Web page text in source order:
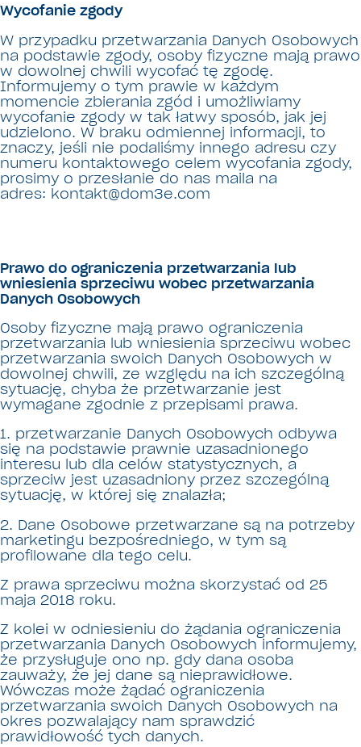
Wycofanie zgody
W przypadku przetwarzania Danych Osobowych
na podstawie zgody, osoby fizyczne mają prawo
w dowolnej chwili wycofać tę zgodę.
Informujemy o tym prawie w każdym
momencie zbierania zgód i umożliwiamy
wycofanie zgody w tak łatwy sposób, jak jej
udzielono. W braku odmiennej informacji, to
znaczy, jeśli nie podaliśmy innego adresu czy
numeru kontaktowego celem wycofania zgody,
prosimy o przesłanie do nas maila na
adres: kontakt@dom3e.com
Prawo do ograniczenia przetwarzania lub
wniesienia sprzeciwu wobec przetwarzania
Danych Osobowych
Osoby fizyczne mają prawo ograniczenia
przetwarzania lub wniesienia sprzeciwu wobec
przetwarzania swoich Danych Osobowych w
dowolnej chwili, ze względu na ich szczególną
sytuację, chyba że przetwarzanie jest
wymagane zgodnie z przepisami prawa.
1. przetwarzanie Danych Osobowych odbywa
się na podstawie prawnie uzasadnionego
interesu lub dla celów statystycznych, a
sprzeciw jest uzasadniony przez szczególną
sytuację, w której się znalazła;
2. Dane Osobowe przetwarzane są na potrzeby
marketingu bezpośredniego, w tym są
profilowane dla tego celu.
Z prawa sprzeciwu można skorzystać od 25
maja 2018 roku.
Z kolei w odniesieniu do żądania ograniczenia
przetwarzania Danych Osobowych informujemy,
że przysługuje ono np. gdy dana osoba
zauważy, że jej dane są nieprawidłowe.
Wówczas może żądać ograniczenia
przetwarzania swoich Danych Osobowych na
okres pozwalający nam sprawdzić
prawidłowość tych danych.